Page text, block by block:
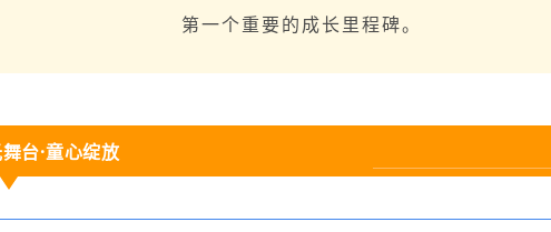
第一个重要的成长里程碑。
台·童心绽放